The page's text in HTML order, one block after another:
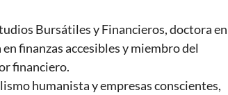
Bursátiles y Financieros, doctora en
finanzas accesibles y miembro del
financiero.
humanista y empresas conscientes,